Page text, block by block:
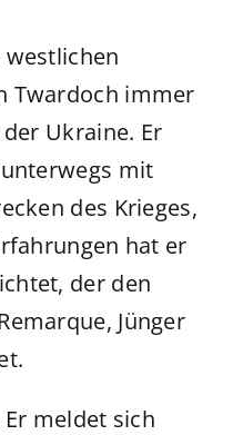
Twardoch immer
Ukraine. Er
mit
des Krieges,
hat er
der den
Jünger
meldet sich